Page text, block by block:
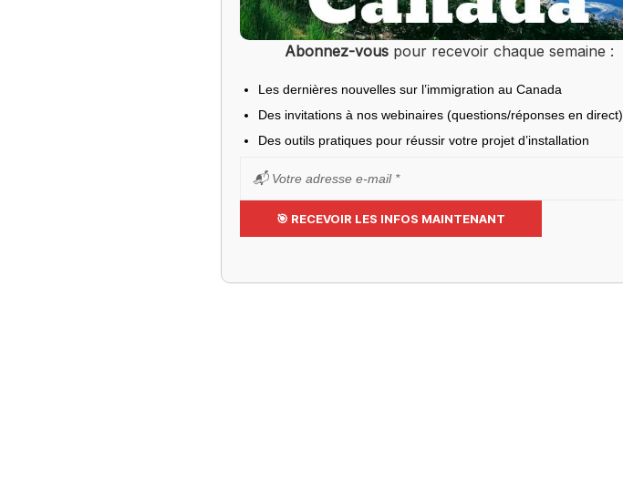
Abonnez-vouspour recevoir chaque semaine :
Les dernières nouvelles sur l’immigration au Canada
Des invitations à nos webinaires (questions/réponses en direct)
Des outils pratiques pour réussir votre projet d’installation